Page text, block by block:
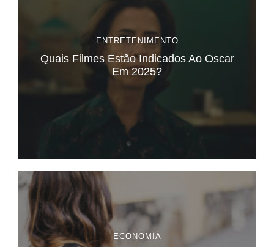
ENTRETENIMENTO
Quais Filmes Estão Indicados Ao Oscar
Em 2025?
ECONOMIA